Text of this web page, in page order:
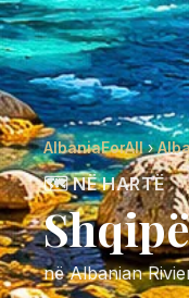
AlbaniaForAll›
🗺️ NË HARTË
në Albanian